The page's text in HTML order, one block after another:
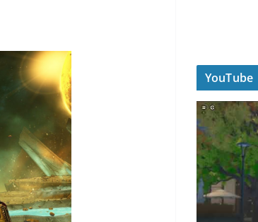
YouTube